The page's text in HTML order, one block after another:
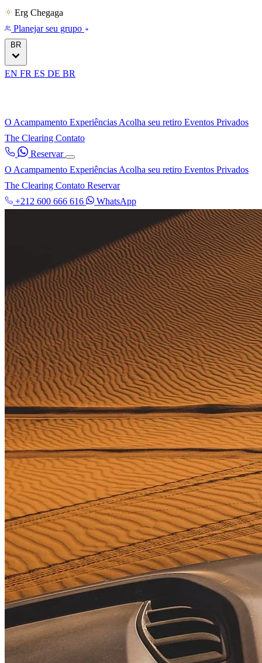
Erg Chegaga
Planejar seu grupo
BR
EN FR ES DE BR
O Acampamento Experiências Acolha seu retiro Eventos Privados
The Clearing Contato
Reservar
O Acampamento Experiências Acolha seu retiro Eventos Privados
The Clearing Contato Reservar
+212 600 666 616
WhatsApp